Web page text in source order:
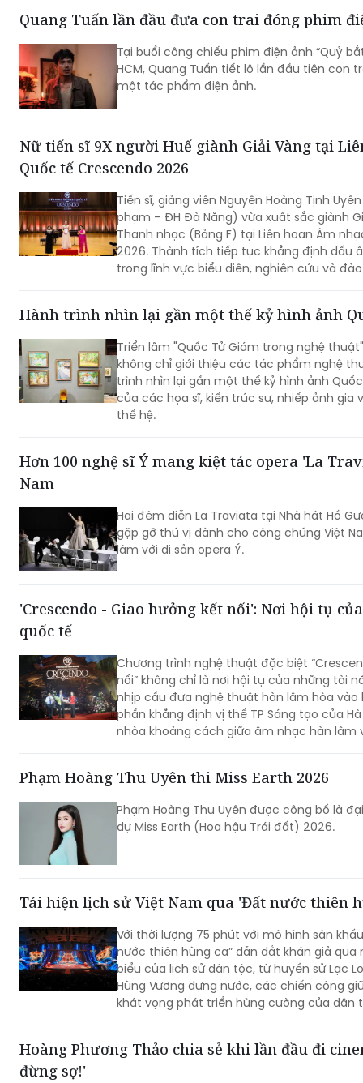
Tại buổi công chiếu phim điện ảnh “Quỷ
HCM, Quang Tuấn tiết lộ lần đầu tiên con
một tác phẩm điện ảnh.
Nữ tiến sĩ 9X người Huế giành Giải Vàng tại
Tiến sĩ, giảng viên Nguyễn Hoàng Tịnh
phạm – ĐH Đà Nẵng) vừa xuất sắc giành
Thanh nhạc (Bảng F) tại Liên hoan Âm
2026. Thành tích tiếp tục khẳng định dấu
trong lĩnh vực biểu diễn, nghiên cứu và
Hành trình nhìn lại gần một thế kỷ hình ảnh
Triển lãm "Quốc Tử Giám trong nghệ
không chỉ giới thiệu các tác phẩm nghệ
trình nhìn lại gần một thế kỷ hình ảnh
của các họa sĩ, kiến trúc sư, nhiếp ảnh gia
thế hệ.
Hơn 100 nghệ sĩ Ý mang kiệt tác opera 'La
Hai đêm diễn La Traviata tại Nhà hát Hồ
lâm với di sản opera Ý.
'Crescendo - Giao hưởng kết nối': Nơi hội tụ
Chương trình nghệ thuật đặc biệt
nhịp cầu đưa nghệ thuật hàn lâm hòa
phần khẳng định vị thế TP Sáng tạo của
nhòa khoảng cách giữa âm nhạc hàn lâm
ấn văn hóa trong lòng người dân địa
phương.
Phạm Hoàng Thu Uyên thi Miss Earth 2026
Phạm Hoàng Thu Uyên được công bố là
dự Miss Earth (Hoa hậu Trái đất) 2026.
Tái hiện lịch sử Việt Nam qua 'Đất nước thiên
Với thời lượng 75 phút với mô hình sân
nước thiên hùng ca” dẫn dắt khán giả
biểu của lịch sử dân tộc, từ huyền sử Lạc
Hùng Vương dựng nước, các chiến công
khát vọng phát triển hùng cường của
Hoàng Phương Thảo chia sẻ khi lần đầu đi
"Bi, đừng sợ!", trở lại màn ảnh rộng trong Cinema Tour, mang đến